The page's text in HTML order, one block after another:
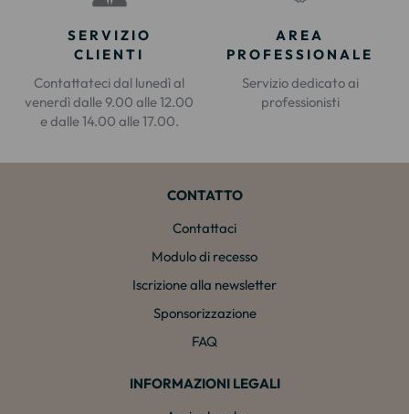
SERVIZIO
CLIENTI
Contattateci dal lunedì al
venerdì dalle 9.00 alle 12.00
e dalle 14.00 alle 17.00.
AREA
PROFESSIONALE
Servizio dedicato ai
professionisti
CONTATTO
Contattaci
Modulo di recesso
Iscrizione alla newsletter
Sponsorizzazione
FAQ
INFORMAZIONI LEGALI